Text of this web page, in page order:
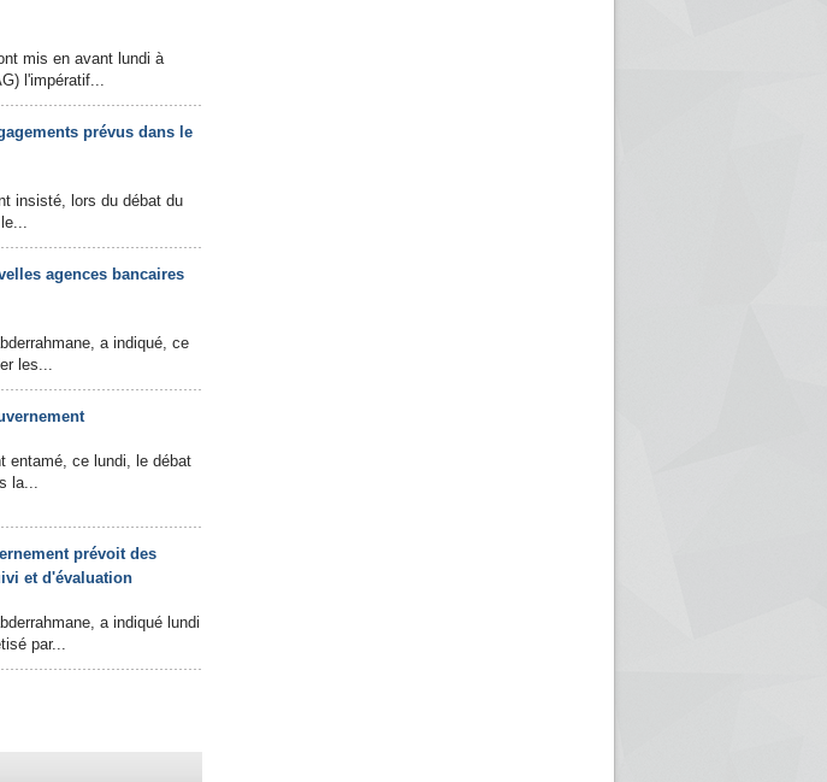
mis en avant lundi à
l'impératif...
prévus dans le
insisté, lors du débat du
agences bancaires
a indiqué, ce
les...
entamé, ce lundi, le débat
la...
prévoit des
et d'évaluation
a indiqué lundi
par...